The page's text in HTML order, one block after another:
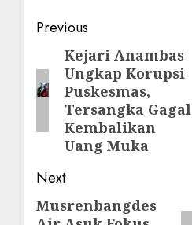
Post
navigation
Previous
Previous
post:
Kejari Anambas
Ungkap Korupsi
Puskesmas,
Tersangka Gagal
Kembalikan
Uang Muka
Next
Next
Musrenbangdes